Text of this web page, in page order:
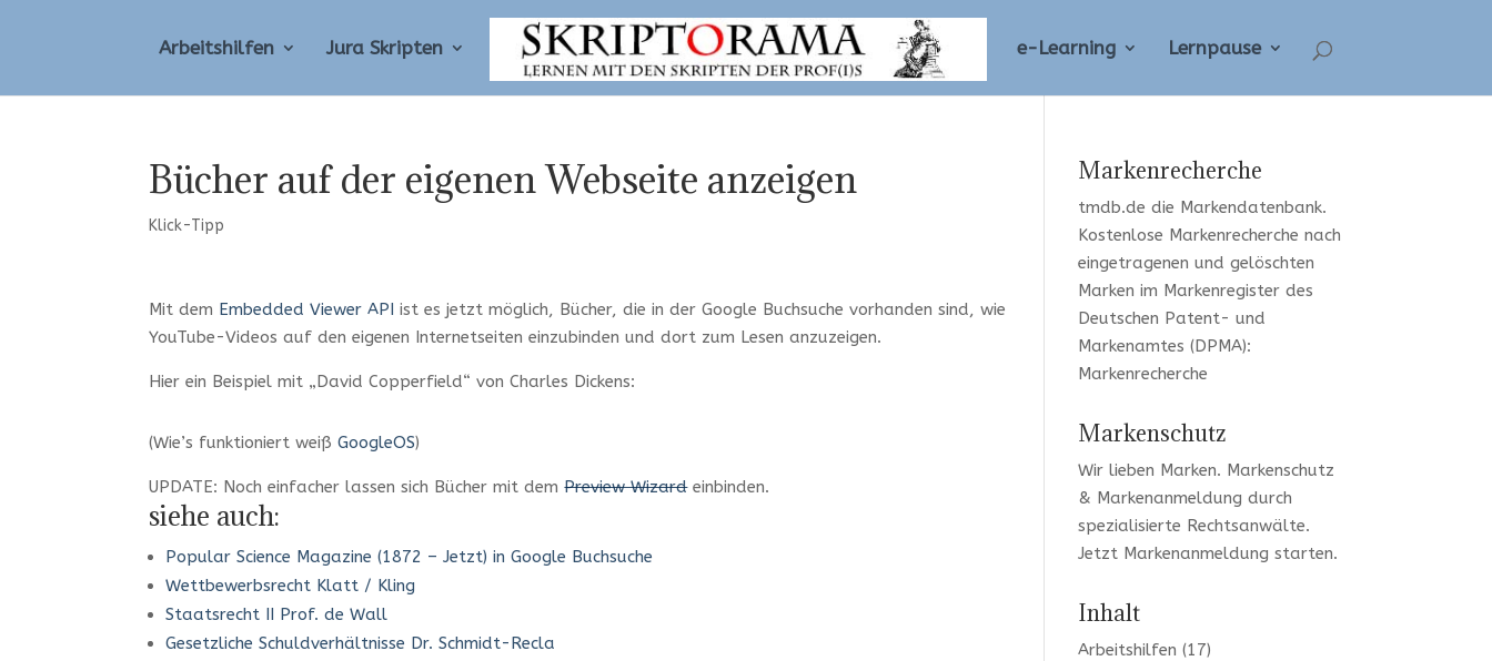
Arbeitshilfen Jura Skripten e-Learning Lernpause
Bücher auf der eigenen Webseite anzeigen
Klick-Tipp
Mit dem Embedded Viewer API ist es jetzt möglich, Bücher, die in der Google Buchsuche vorhanden sind, wie
YouTube-Videos auf den eigenen Internetseiten einzubinden und dort zum Lesen anzuzeigen.
Hier ein Beispiel mit „David Copperfield“ von Charles Dickens:
(Wie’s funktioniert weißGoogleOS)
UPDATE: Noch einfacher lassen sich Bücher mit demPreview Wizardeinbinden.
siehe auch:
Popular Science Magazine (1872 – Jetzt) in Google Buchsuche
Wettbewerbsrecht Klatt / Kling
Staatsrecht II Prof. de Wall
Gesetzliche Schuldverhältnisse Dr. Schmidt-Recla
Markenrecherche
tmdb.de die Markendatenbank.
Kostenlose Markenrecherche nach
eingetragenen und gelöschten
Marken im Markenregister des
Deutschen Patent- und
Markenamtes (DPMA):
Markenrecherche
Markenschutz
Wir lieben Marken. Markenschutz
& Markenanmeldung durch
spezialisierte Rechtsanwälte.
Jetzt Markenanmeldung starten.
Inhalt
Arbeitshilfen (17)